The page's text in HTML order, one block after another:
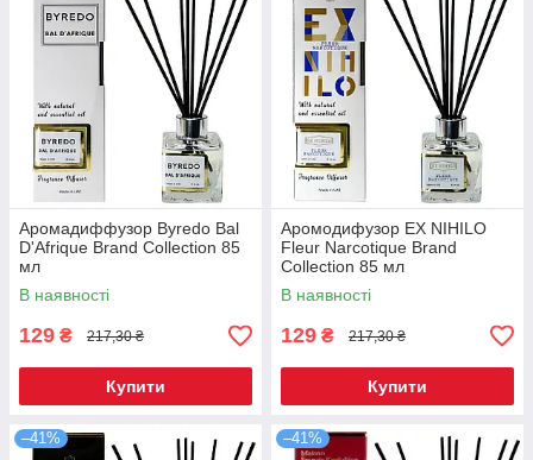
Аромадиффузор Byredo Bal
D'Afrique Brand Collection 85
мл
В наявності
129 ₴ 217,30 ₴
Купити
Аромодифузор EX NIHILO
Fleur Narcotique Brand
Collection 85 мл
В наявності
129 ₴ 217,30 ₴
Купити
–41% –41%